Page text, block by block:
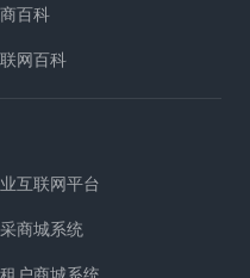
百科
网百科
互联网平台
商城系统